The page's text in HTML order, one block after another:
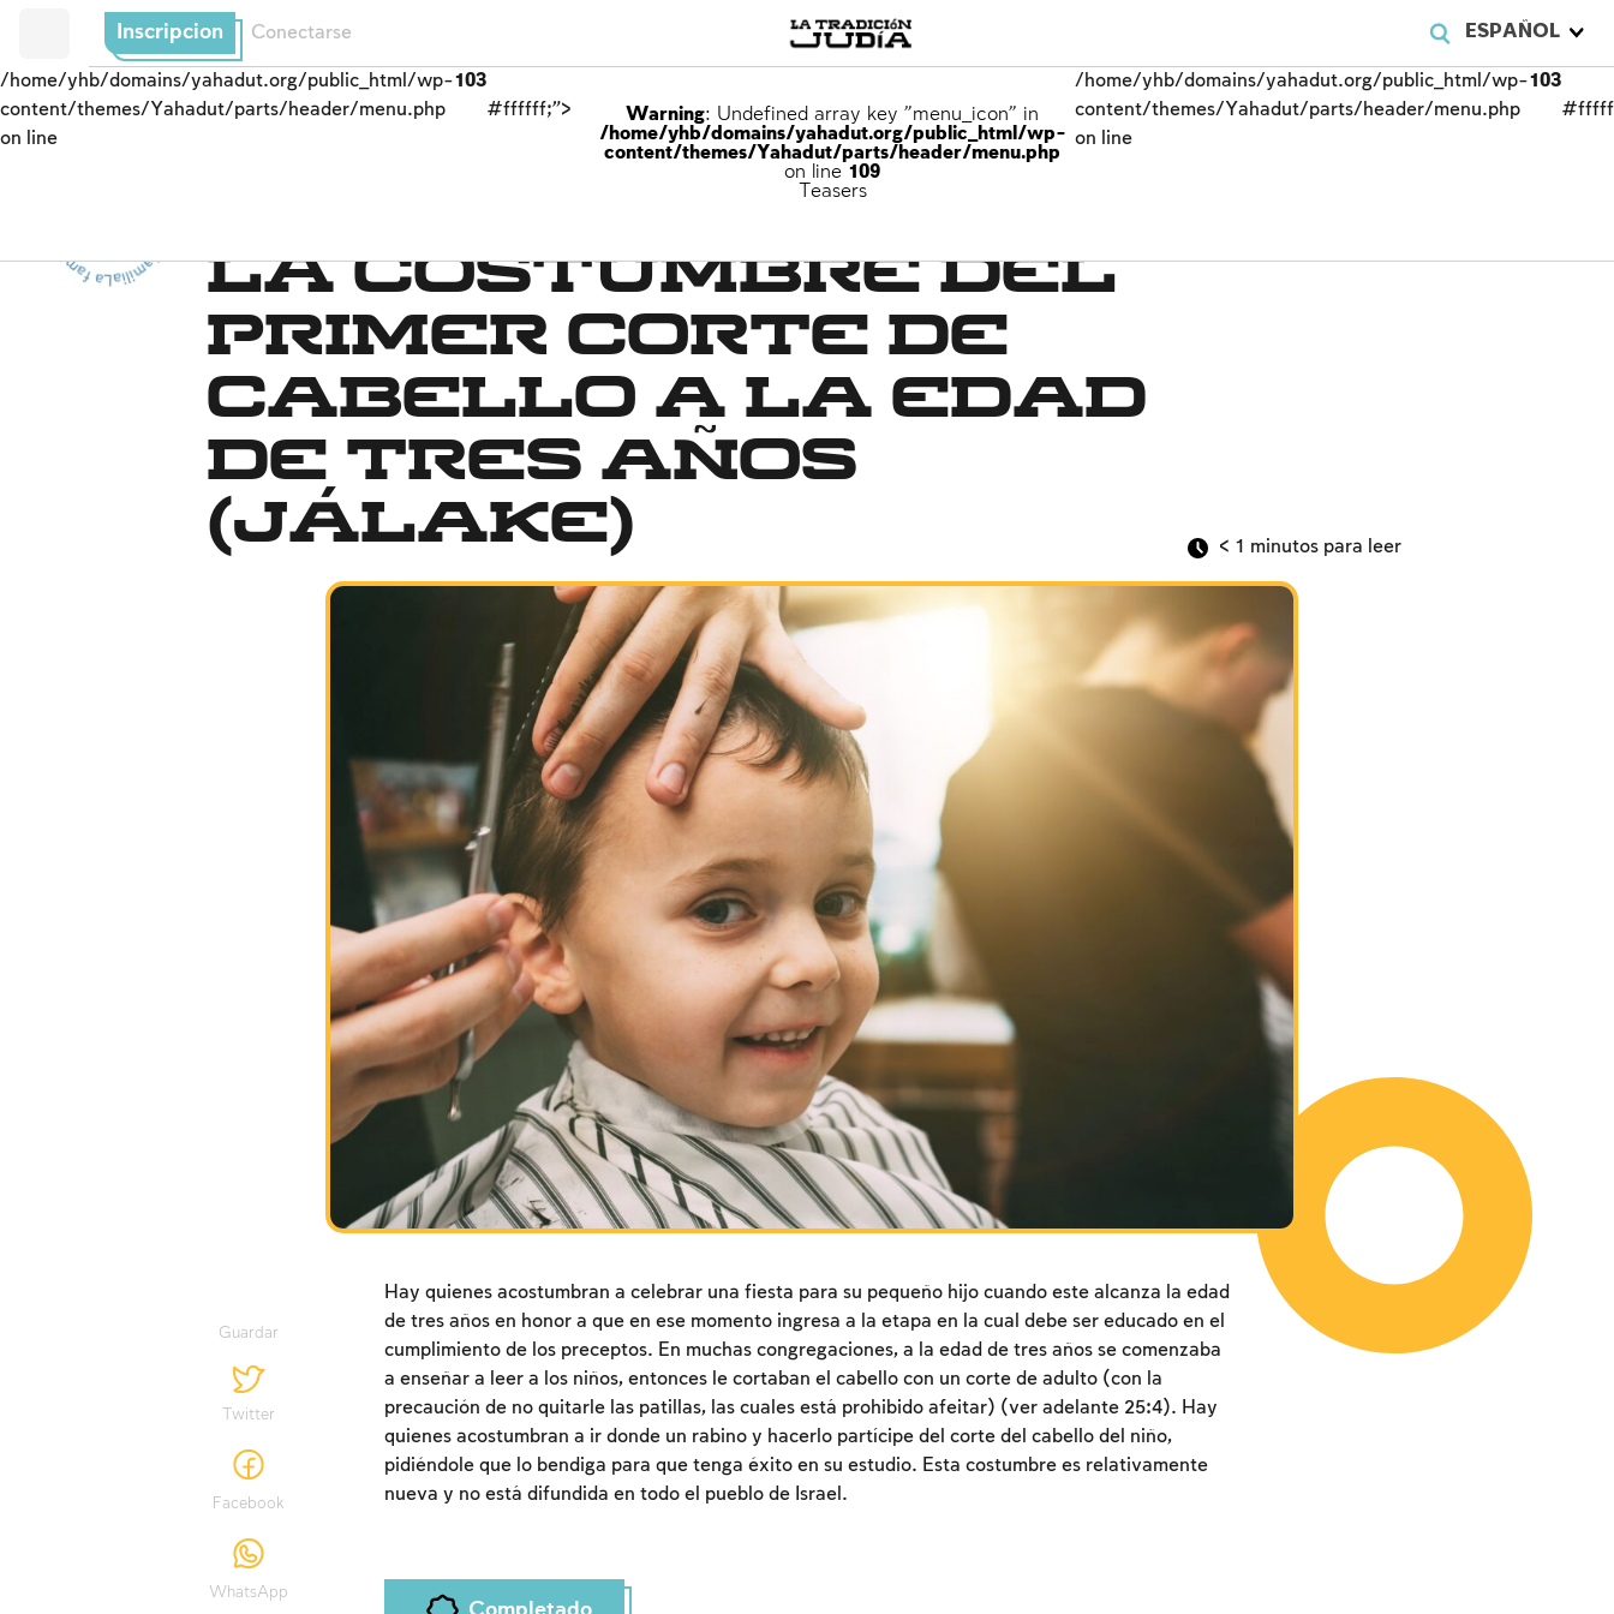
ESPAÑOL
Inscripcion Conectarse
/home/yhb/domains/yahadut.org/public_html/wp-
content/themes/Yahadut/parts/header/menu.php
on line
103
#ffffff;">
Warning: Undefined array key "menu_icon" in
/home/yhb/domains/yahadut.org/public_html/wp-
content/themes/Yahadut/parts/header/menu.php
on line 109
Teasers
/home/yhb/domains/yahadut.org/public_html/wp-
content/themes/Yahadut/parts/header/menu.php
on line
103
La familia - La familia - La familia - La familia -- La costumbre del
primer corte de
cabello a la edad
de tres años
(jálake)
< 1 minutos para leer
Guardar
Twitter
Facebook
WhatsApp
Hay quienes acostumbran a celebrar una fiesta para su pequeño hijo cuando este alcanza la edad
de tres años en honor a que en ese momento ingresa a la etapa en la cual debe ser educado en el
cumplimiento de los preceptos. En muchas congregaciones, a la edad de tres años se comenzaba
a enseñar a leer a los niños, entonces le cortaban el cabello con un corte de adulto (con la
precaución de no quitarle las patillas, las cuales está prohibido afeitar) (ver adelante 25:4). Hay
quienes acostumbran a ir donde un rabino y hacerlo partícipe del corte del cabello del niño,
pidiéndole que lo bendiga para que tenga éxito en su estudio. Esta costumbre es relativamente
nueva y no está difundida en todo el pueblo de Israel.
Para marcar lo estudiado debe conectarse a su